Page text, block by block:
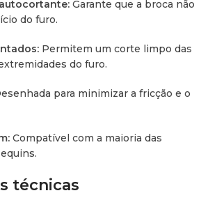
Garante que a broca não
do furo.
Permitem um corte limpo das
do furo.
para minimizar a fricção e o
Compatível com a maioria das
técnicas